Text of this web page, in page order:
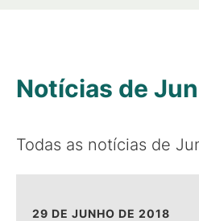
Notícias de
Todas as notícias de
29 DE JUNHO DE 2018